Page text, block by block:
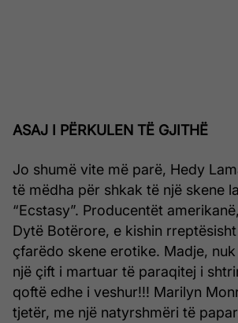
ASAJ I PËRKULEN TË GJITHË
Jo shumë vite më parë, Hedy
të mëdha për shkak të një skene
“Ecstasy”. Producentët
Dytë Botërore, e kishin
çfarëdo skene erotike. Madje,
një çift i martuar të paraqitej i
qoftë edhe i veshur!!! Marilyn
tjetër, me një natyrshmëri të